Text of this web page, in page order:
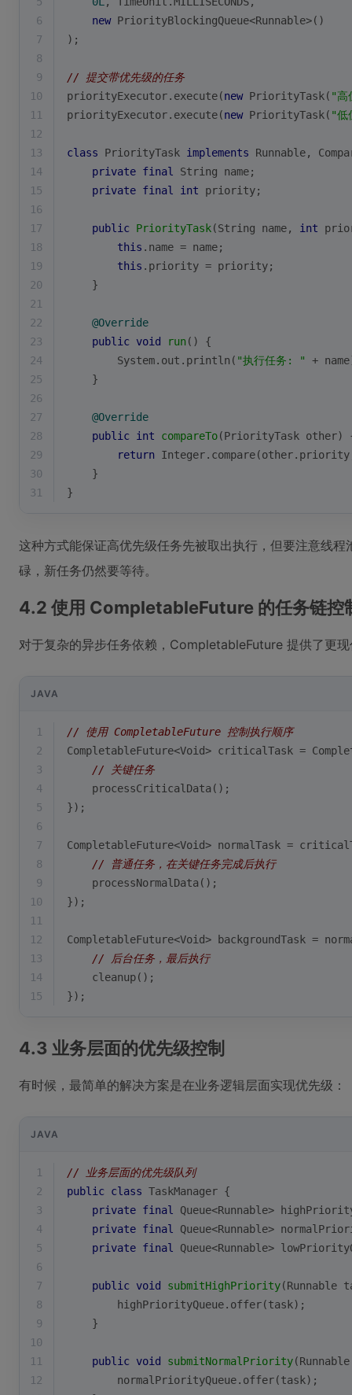
6
new PriorityBlockingQueue<Runnable>()
7
);
8
9
// 提交带优先级的任务
10
priorityExecutor.execute(new PriorityTask( "高
11
priorityExecutor.execute(new PriorityTask( "低
12
13
class PriorityTask implements Runnable,
14
private final
String name;
15
private final int priority;
16
17
public PriorityTask(String name, int
18
this .name = name;
19
this .priority = priority;
20
    }
21
22
@Override
23
public void run()
{
24
        System.out.println(
"执行任务: "
+
25
    }
26
27
@Override
28
public int compareTo(PriorityTask other)
29
return
30
    }
31
}
这种方式能保证高优先级任务先被取出执行，但要注意线
碌，新任务仍然要等待。
4.2 使用 CompletableFuture 的任务链控
对于复杂的异步任务依赖，CompletableFuture 提供了更
JAVA
1
// 使用 CompletableFuture 控制执行顺序
2
CompletableFuture<Void> criticalTask =
3
// 关键任务
4
    processCriticalData();
5
});
6
7
CompletableFuture<Void> normalTask =
8
// 普通任务，在关键任务完成后执行
9
    processNormalData();
10
});
11
12
CompletableFuture<Void> backgroundTask =
13
// 后台任务，最后执行
14
    cleanup();
15
});
4.3 业务层面的优先级控制
有时候，最简单的解决方案是在业务逻辑层面实现优先级：
JAVA
1
// 业务层面的优先级队列
2
public class TaskManager {
3
private final
Queue<Runnable>
4
private final
Queue<Runnable>
5
private final
Queue<Runnable>
6
7
public void submitHighPriority(Runnable
8
        highPriorityQueue.offer(task);
9
    }
10
11
public void submitNormalPriority
12
        normalPriorityQueue.offer(task);